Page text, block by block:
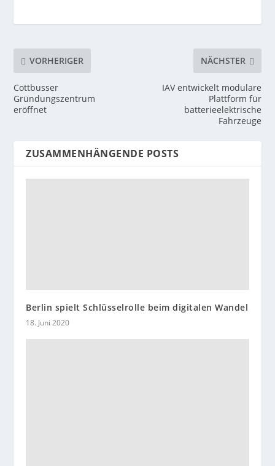
VORHERIGER
Cottbusser
Gründungszentrum
eröffnet
NÄCHSTER
IAV entwickelt modulare
Plattform für
batterieelektrische
Fahrzeuge
ZUSAMMENHÄNGENDE POSTS
Berlin spielt Schlüsselrolle beim digitalen Wandel
18. Juni 2020